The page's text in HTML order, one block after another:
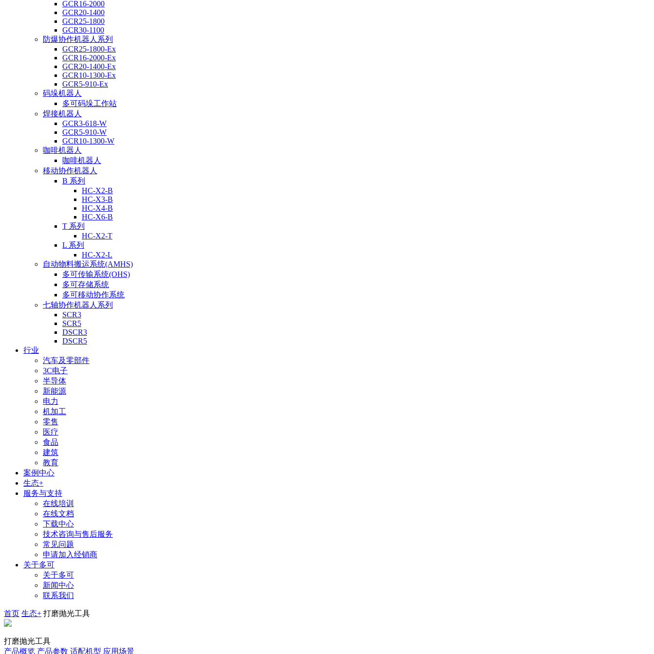
GCR16-2000
GCR20-1400
GCR25-1800
GCR30-1100
防爆协作机器人系列
GCR25-1800-Ex
GCR16-2000-Ex
GCR20-1400-Ex
GCR10-1300-Ex
GCR5-910-Ex
码垛机器人
多可码垛工作站
焊接机器人
GCR3-618-W
GCR5-910-W
GCR10-1300-W
咖啡机器人
咖啡机器人
移动协作机器人
B 系列
HC-X2-B
HC-X3-B
HC-X4-B
HC-X6-B
T 系列
HC-X2-T
L 系列
HC-X2-L
自动物料搬运系统(AMHS)
多可传输系统(OHS)
多可存储系统
多可移动协作系统
七轴协作机器人系列
SCR3
SCR5
DSCR3
DSCR5
行业
汽车及零部件
3C电子
半导体
新能源
电力
机加工
零售
医疗
食品
建筑
教育
案例中心
生态+
服务与支持
在线培训
在线文档
下载中心
技术咨询与售后服务
常见问题
申请加入经销商
关于多可
关于多可
新闻中心
联系我们
首页 生态+ 打磨抛光工具
打磨抛光工具
产品概览 产品参数 适配机型 应用场景